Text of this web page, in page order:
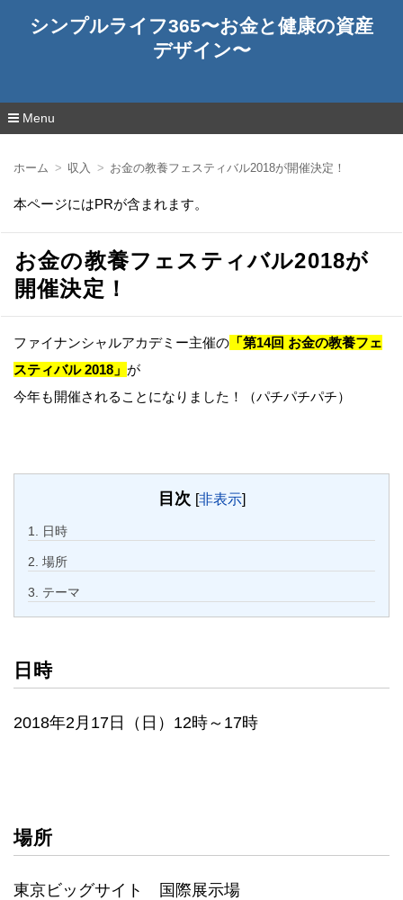
シンプルライフ365〜お金と健康の資産
デザイン〜
Menu
移
ホーム 収入 お金の教養フェスティバル2018が開催決定！
本ページにはPRが含まれます。
お金の教養フェスティバル2018が
開催決定！
ファイナンシャルアカデミー主催の 「第14回 お金の教養フェ
スティバル 2018」 が
今年も開催されることになりました！（パチパチパチ）
目次 [非表示]
1. 日時
2. 場所
3. テーマ
日時
2018年2月17日（日）12時～17時
場所
東京ビッグサイト 国際展示場